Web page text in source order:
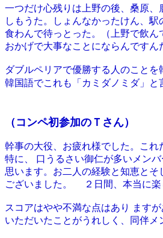
一つだけ心残りは上野の後、桑原
しもうた。しょんなかったけん、
食わんで待っとった。（上野で飲ん
おかげで大事なことにならんですん
ダブルペリアで優勝する人のこと
韓国語でこれも「カミダノミダ」と
（コンペ初参加のＴさん）
幹事の大役、お疲れ様でした。これ
特に、 口うるさい御仁が多いメン
思います。お二人の経験と知恵と
ございました。 ２日間、本当に楽
スコアはやや不満な点はあり ます
いただいたことがうれしく、同伴メ